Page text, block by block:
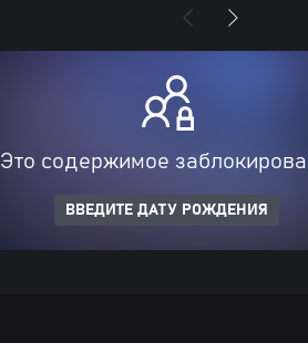
Это содержимое
ВВЕДИТЕ ДАТУ РОЖДЕНИЯ